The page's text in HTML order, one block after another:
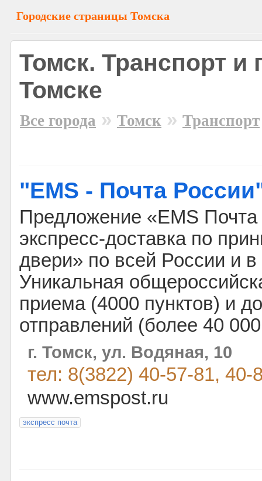
Городские страницы Томска
Томск. Транспорт и
Томске
Все города » Томск » Транспорт
"EMS - Почта
Предложение «EMS Почта
экспресс-доставка по
двери» по всей России и
Уникальная
приема (4000 пунктов) и
отправлений (более 40
г. Томск, ул. Водяная, 10
тел: 8(3822) 40-57-81, 40-
www.emspost.ru
экспресс почта